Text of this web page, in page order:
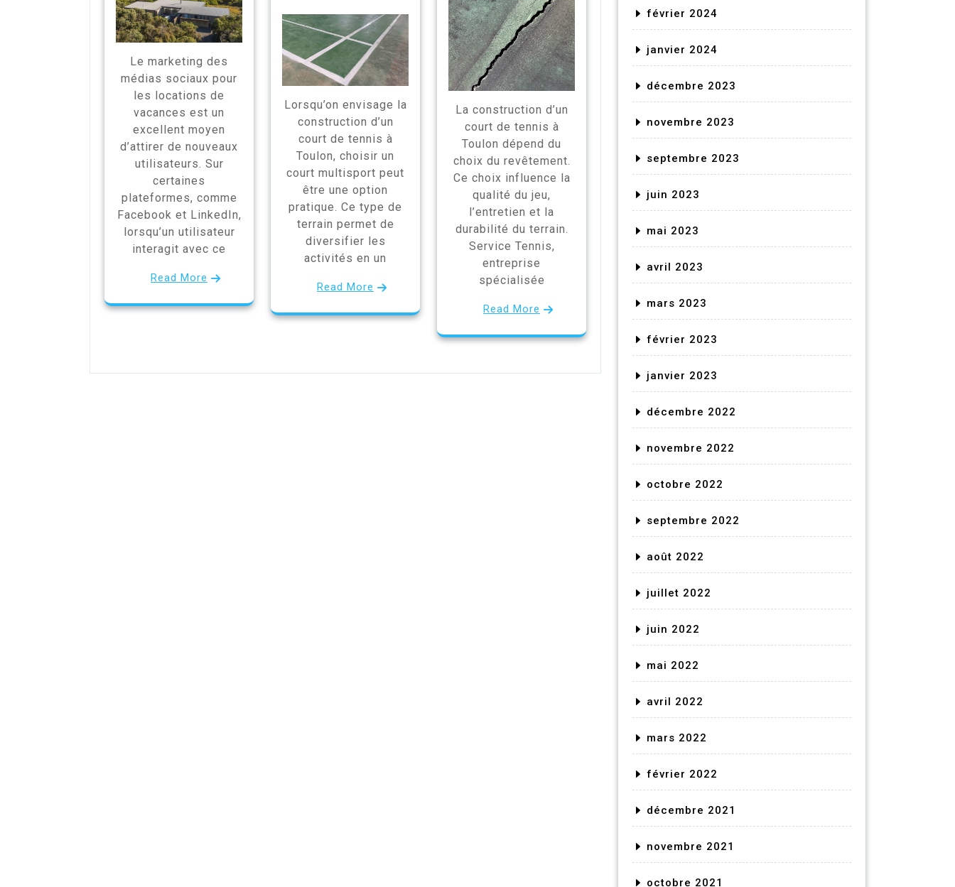
Le marketing des
médias sociaux pour
les locations de
vacances est un
excellent moyen
d’attirer de nouveaux
utilisateurs. Sur
certaines
plateformes, comme
Facebook et LinkedIn,
lorsqu’un utilisateur
interagit avec ce
Read More
Lorsqu’on envisage la
construction d’un
court de tennis à
Toulon, choisir un
court multisport peut
être une option
pratique. Ce type de
terrain permet de
diversifier les
activités en un
Read More
La construction d’un
court de tennis à
Toulon dépend du
choix du revêtement.
Ce choix influence la
qualité du jeu,
l’entretien et la
durabilité du terrain.
Service Tennis,
entreprise
spécialisée
Read More
février 2024
janvier 2024
décembre 2023
novembre 2023
septembre 2023
juin 2023
mai 2023
avril 2023
mars 2023
février 2023
janvier 2023
décembre 2022
novembre 2022
octobre 2022
septembre 2022
août 2022
juillet 2022
juin 2022
mai 2022
avril 2022
mars 2022
février 2022
décembre 2021
novembre 2021
octobre 2021